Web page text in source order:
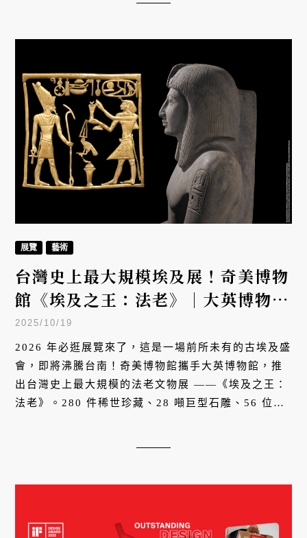
展覽 藝術
台灣史上最大規模埃及展！奇美博物
館《埃及之王：法老》｜大英博物館
280件文物、56位法老文物、50件
黃金珠寶、28噸巨型石雕一次來台
2025/10/19
2026 年必逛展覽來了，這是一場前所未有的古埃及盛
會，即將沸騰台南！奇美博物館攜手大英博物館，推
出台灣史上最大規模的法老文物展 ——《埃及之王：
法老》。280 件稀世珍藏、28 噸巨型石雕、56 位傳